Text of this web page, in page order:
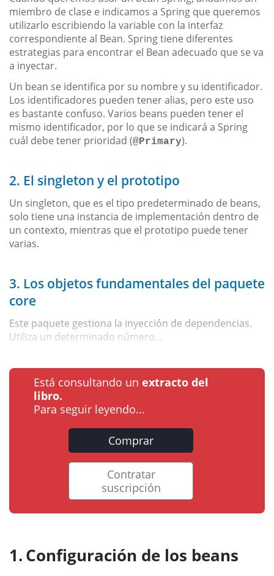
miembro de clase e indicamos a Spring que queremos
utilizarlo escribiendo la variable con la interfaz
correspondiente al Bean. Spring tiene diferentes
estrategias para encontrar el Bean adecuado que se va
a inyectar.
Un bean se identifica por su nombre y su identificador.
Los identificadores pueden tener alias, pero este uso
es bastante confuso. Varios beans pueden tener el
mismo identificador, por lo que se indicará a Spring
cuál debe tener prioridad (@Primary).
2. El singleton y el prototipo
Un singleton, que es el tipo predeterminado de beans,
solo tiene una instancia de implementación dentro de
un contexto, mientras que el prototipo puede tener
varias.
3. Los objetos fundamentales del paquete
core
Este paquete gestiona la inyección de dependencias.
Utiliza un determinado número...
Está consultando un extracto del
libro.
Para seguir leyendo...
Comprar
Contratar
suscripción
Configuración de los beans